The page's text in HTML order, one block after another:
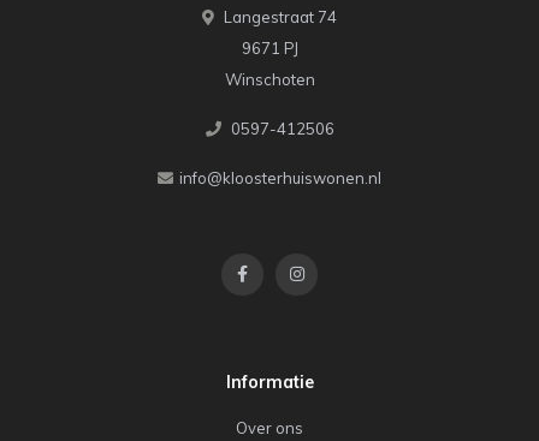
Langestraat 74
9671 PJ
Winschoten
0597-412506
info@kloosterhuiswonen.nl
Informatie
Over ons